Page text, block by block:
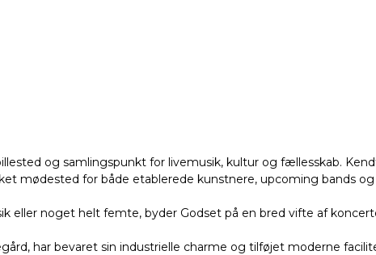
og samlingspunkt for livemusik, kultur og fællesskab.
mødested for både etablerede kunstnere, upcoming bands
eller noget helt femte, byder Godset på en bred vifte af
har bevaret sin industrielle charme og tilføjet moderne